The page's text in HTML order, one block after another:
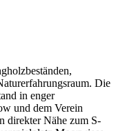
Die
in enger
und dem Verein
direkter Nähe zum S-